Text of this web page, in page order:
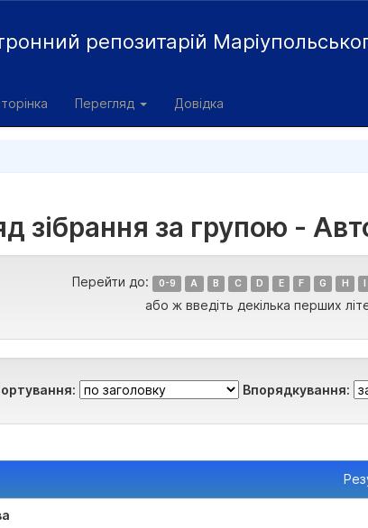
репозитарій
Перегляд Довідка
зібрання за групою -
Перейти до: 0-9 A B C D E F G H I
або ж введіть декілька перших
Впорядкування: